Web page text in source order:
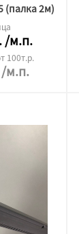
(палка 2м)
/м.п.
100т.р.
/м.п.